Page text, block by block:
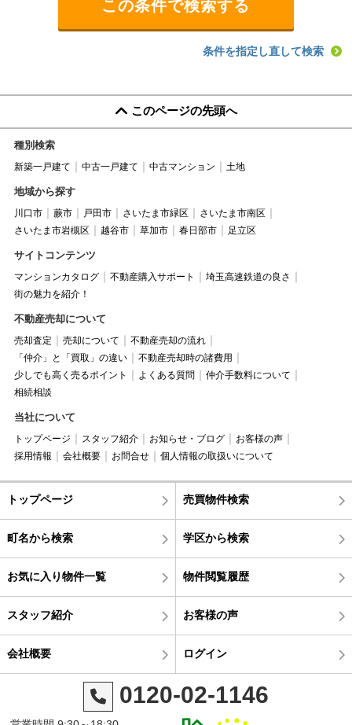
条件を指定し直して検索
このページの先頭へ
種別検索
新築一戸建て 中古一戸建て 中古マンション 土地
地域から探す
川口市 蕨市 戸田市 さいたま市緑区
さいたま市南区
さいたま市岩槻区
越谷市 草加市 春日部市 足立区
サイトコンテンツ
マンションカタログ 不動産購入サポート
埼玉高速鉄道の良さ
街の魅力を紹介！
不動産売却について
売却査定 売却について
不動産売却の流れ
「仲介」と「買取」の違い
不動産売却時の諸費用
少しでも高く売るポイント
よくある質問
仲介手数料について
相続相談
当社について
トップページ スタッフ紹介 お知らせ・ブログ
お客様の声
採用情報
会社概要 お問合せ 個人情報の取扱いについて
トップページ 売買物件検索
町名から検索 学区から検索
お気に入り物件一覧 物件閲覧履歴
スタッフ紹介 お客様の声
会社概要 ログイン
0120-02-1146